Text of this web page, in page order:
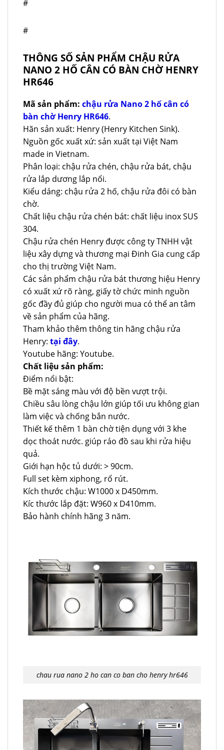
#
#
THÔNG SỐ SẢN PHẨM CHẬU RỬA
NANO 2 HỐ CÂN CÓ BÀN CHỜ HENRY
HR646
Mã sản phẩm: chậu rửa Nano 2 hố cân có
bàn chờ Henry HR646.
Hãn sản xuất: Henry (Henry Kitchen Sink).
Nguồn gốc xuất xứ: sản xuất tại Việt Nam
made in Vietnam.
Phân loại: chậu rửa chén, chậu rửa bát, chậu
rửa lắp dương lắp nổi.
Kiểu dáng: chậu rửa 2 hố, chậu rửa đôi có bàn
chờ.
Chất liệu chậu rửa chén bát: chất liệu inox SUS
304.
Chậu rửa chén Henry được công ty TNHH vật
liệu xây dựng và thương mại Đinh Gia cung cấp
cho thị trường Việt Nam.
Các sản phẩm chậu rửa bát thương hiệu Henry
có xuất xứ rõ ràng, giấy tờ chức minh nguồn
gốc đầy đủ giúp cho người mua có thể an tâm
về sản phẩm của hãng.
Tham khảo thêm thông tin hãng chậu rửa
Henry: tại đây.
Youtube hãng: Youtube.
Chất liệu sản phẩm:
Điểm nổi bật:
Bề mặt sáng màu với độ bền vượt trội.
Chiều sâu lòng chậu lớn giúp tối ưu không gian
làm việc và chống bắn nước.
Thiết kế thêm 1 bàn chờ tiện dụng với 3 khe
dọc thoát nước. giúp ráo đồ sau khi rửa hiệu
quả.
Giới hạn hộc tủ dưới: > 90cm.
Full set kèm xiphong, rổ rút.
Kích thước chậu: W1000 x D450mm.
Kíc thước lắp đặt: W960 x D410mm.
Bảo hành chính hãng 3 năm.
chau rua nano 2 ho can co ban cho henry hr646